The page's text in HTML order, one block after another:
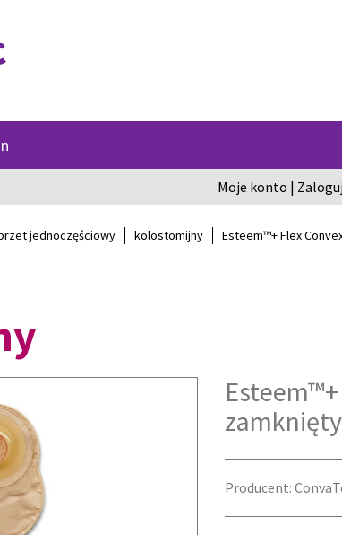
Moje konto |
jednoczęściowy kolostomijny Esteem™+ Flex
Producent: